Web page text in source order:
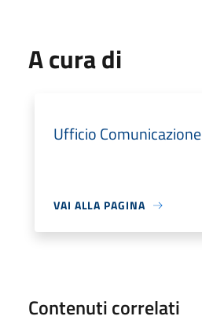
A cura di
Ufficio Comunicazione
VAI ALLA PAGINA
Contenuti correlati